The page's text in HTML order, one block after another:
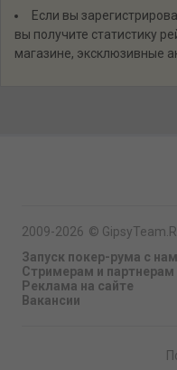
Если вы
вы получите статистику
магазине, эксклюзивные
2009-2026 ©
Запуск покер-рума с
Стримерам и партнерам
Реклама на сайте
Вакансии